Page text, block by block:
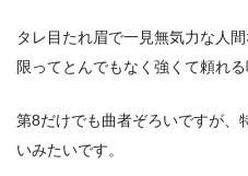
タレ目たれ眉で一見無気力な人
限ってとんでもなく強くて頼れ
第8だけでも曲者ぞろいですが、
いみたいです。